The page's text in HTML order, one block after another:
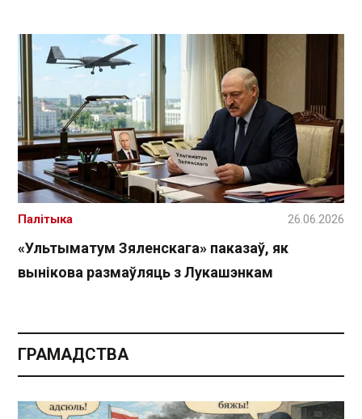
«Ультыматум Зяленскага» паказаў, як
вынікова размаўляць з Лукашэнкам
Палітыка 26.06.2026
ГРАМАДСТВА